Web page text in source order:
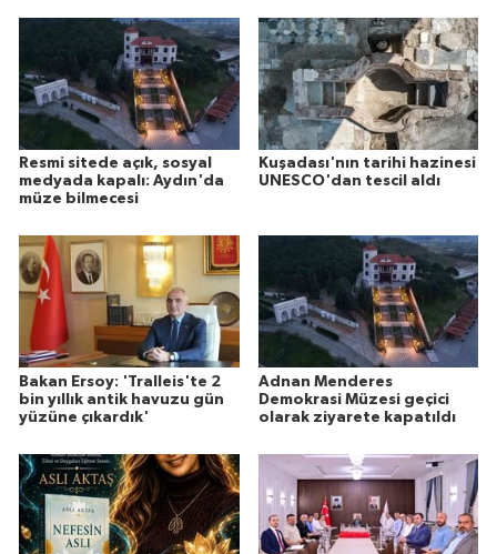
Resmi sitede açık, sosyal
medyada kapalı: Aydın'da
müze bilmecesi
Kuşadası'nın tarihi hazinesi
UNESCO'dan tescil aldı
Bakan Ersoy: 'Tralleis'te 2
bin yıllık antik havuzu gün
yüzüne çıkardık'
Adnan Menderes
Demokrasi Müzesi geçici
olarak ziyarete kapatıldı